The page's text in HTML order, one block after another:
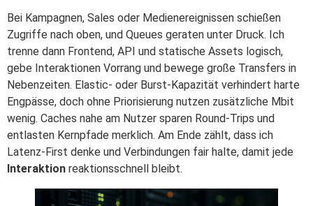
Bei Kampagnen, Sales oder Medienereignissen schießen
Zugriffe nach oben, und Queues geraten unter Druck. Ich
trenne dann Frontend, API und statische Assets logisch,
gebe Interaktionen Vorrang und bewege große Transfers in
Nebenzeiten. Elastic- oder Burst-Kapazität verhindert harte
Engpässe, doch ohne Priorisierung nutzen zusätzliche Mbit
wenig. Caches nahe am Nutzer sparen Round-Trips und
entlasten Kernpfade merklich. Am Ende zählt, dass ich
Latenz-First denke und Verbindungen fair halte, damit jede
Interaktion reaktionsschnell bleibt.